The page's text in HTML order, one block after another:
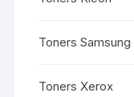
Toners Samsung
Toners Xerox